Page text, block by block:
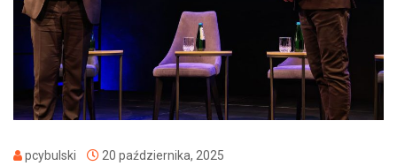
pcybulski 20 października, 2025